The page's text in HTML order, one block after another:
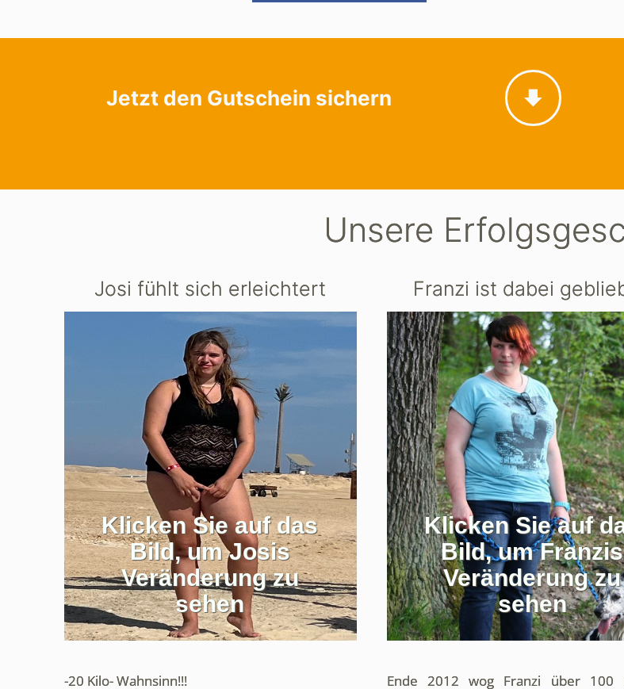
Jetzt den Gutschein sichern
Unsere
Josi fühlt sich erleichtert
Klicken Sie auf das
Bild, um Josis
Veränderung zu
sehen
-20 Kilo- Wahnsinn!!!
Franzi ist dabei
Klicken Sie auf
Bild, um Franzis
Veränderung zu
sehen
Ende 2012 wog Franzi über 100